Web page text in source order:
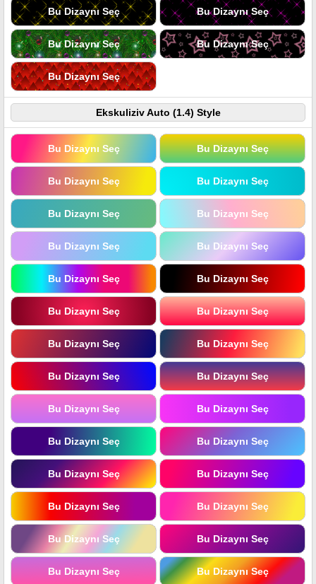
Bu Dizaynı Seç Bu Dizaynı Seç
Bu Dizaynı Seç Bu Dizaynı Seç
Bu Dizaynı Seç
Ekskuliziv Auto (1.4) Style
Bu Dizaynı Seç Bu Dizaynı Seç
Bu Dizaynı Seç Bu Dizaynı Seç
Bu Dizaynı Seç Bu Dizaynı Seç
Bu Dizaynı Seç Bu Dizaynı Seç
Bu Dizaynı Seç Bu Dizaynı Seç
Bu Dizaynı Seç Bu Dizaynı Seç
Bu Dizaynı Seç Bu Dizaynı Seç
Bu Dizaynı Seç Bu Dizaynı Seç
Bu Dizaynı Seç Bu Dizaynı Seç
Bu Dizaynı Seç Bu Dizaynı Seç
Bu Dizaynı Seç Bu Dizaynı Seç
Bu Dizaynı Seç Bu Dizaynı Seç
Bu Dizaynı Seç Bu Dizaynı Seç
Bu Dizaynı Seç Bu Dizaynı Seç